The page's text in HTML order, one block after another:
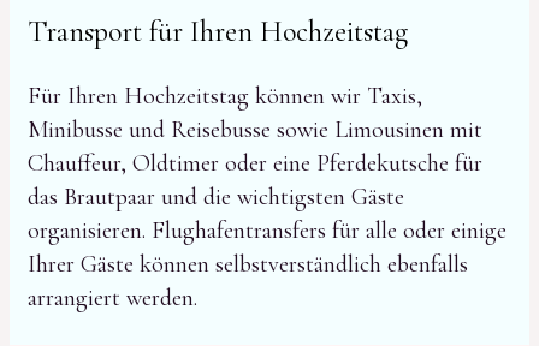
Transport für Ihren Hochzeitstag
Für Ihren Hochzeitstag können wir Taxis,
Minibusse und Reisebusse sowie Limousinen mit
Chauffeur, Oldtimer oder eine Pferdekutsche für
das Brautpaar und die wichtigsten Gäste
organisieren. Flughafentransfers für alle oder einige
Ihrer Gäste können selbstverständlich ebenfalls
arrangiert werden.